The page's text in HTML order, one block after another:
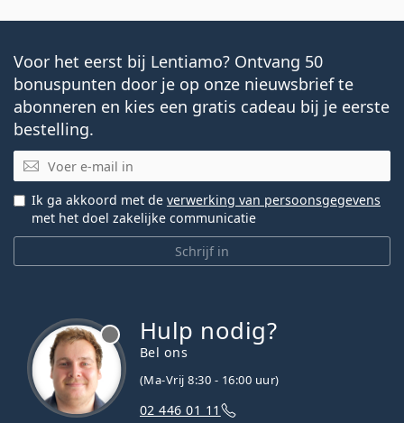
Voor het eerst bij Lentiamo? Ontvang 50
bonuspunten door je op onze nieuwsbrief te
abonneren en kies een gratis cadeau bij je eerste
bestelling.
E-mail
Schrijf in
Ik ga akkoord met de verwerking van persoonsgegevens
met het doel zakelijke communicatie
Hulp nodig?
Bel ons
(Ma-Vrij 8:30 - 16:00 uur)
02 446 01 11